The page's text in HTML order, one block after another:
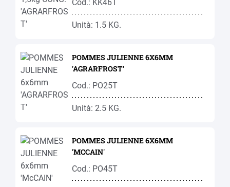
Cod.: KK46T
Unità: 1.5 KG.
POMMES JULIENNE 6X6MM
'AGRARFROST'
Cod.: PO25T
Unità: 2.5 KG.
POMMES JULIENNE 6X6MM
'MCCAIN'
Cod.: PO45T